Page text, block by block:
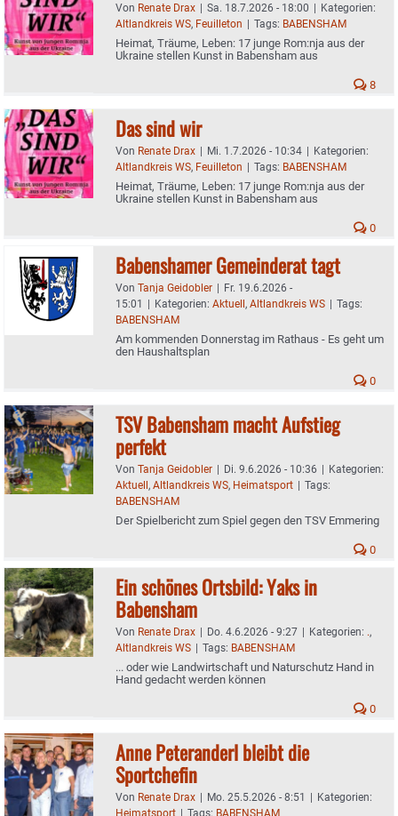
Von Renate Drax | Sa. 18.7.2026 - 18:00 | Kategorien:
Altlandkreis WS, Feuilleton | Tags: BABENSHAM
Heimat, Träume, Leben: 17 junge Rom:nja aus der
Ukraine stellen Kunst in Babensham aus
8
Das sind wir
Von Renate Drax | Mi. 1.7.2026 - 10:34 | Kategorien:
Altlandkreis WS, Feuilleton | Tags: BABENSHAM
Heimat, Träume, Leben: 17 junge Rom:nja aus der
Ukraine stellen Kunst in Babensham aus
0
Babenshamer Gemeinderat tagt
Von Tanja Geidobler | Fr. 19.6.2026 -
15:01 | Kategorien: Aktuell, Altlandkreis WS | Tags:
BABENSHAM
Am kommenden Donnerstag im Rathaus - Es geht um
den Haushaltsplan
0
TSV Babensham macht Aufstieg
perfekt
Von Tanja Geidobler | Di. 9.6.2026 - 10:36 | Kategorien:
Aktuell, Altlandkreis WS, Heimatsport | Tags:
BABENSHAM
Der Spielbericht zum Spiel gegen den TSV Emmering
0
Ein schönes Ortsbild: Yaks in
Babensham
Von Renate Drax | Do. 4.6.2026 - 9:27 | Kategorien: .,
Altlandkreis WS | Tags: BABENSHAM
... oder wie Landwirtschaft und Naturschutz Hand in
Hand gedacht werden können
0
Anne Peteranderl bleibt die
Sportchefin
Von Renate Drax | Mo. 25.5.2026 - 8:51 | Kategorien:
Heimatsport | Tags: BABENSHAM